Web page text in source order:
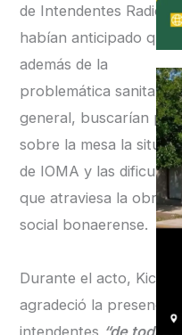
de Intendentes
habían anticipado que,
además de la
problemática sanitaria
general, buscarían
sobre la mesa la
de IOMA y las
que atraviesa la obra
social bonaerense.
Durante el acto, Kicillof
agradeció la presencia
intendentes “de todo el